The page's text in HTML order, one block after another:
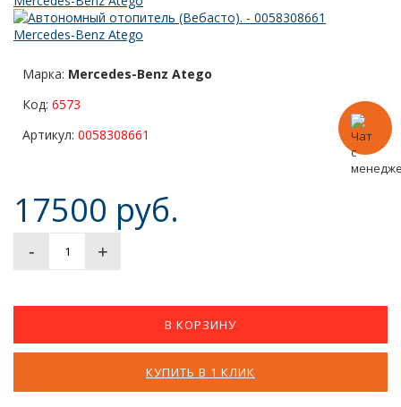
Марка: Mercedes-Benz Atego
Код: 6573
Артикул: 0058308661
17500 руб.
- +
В КОРЗИНУ
КУПИТЬ В 1 КЛИК